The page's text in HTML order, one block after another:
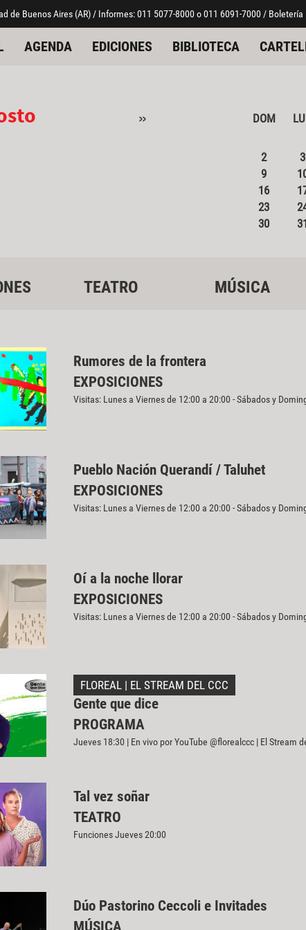
de Buenos Aires (AR) / Informes: 011 5077-8000 o 011 6091-7000 /
AGENDA EDICIONES BIBLIOTECA
» DOM
2
3
9
16
23
30
31
TEATRO MÚSICA
Rumores de la frontera
EXPOSICIONES
Visitas: Lunes a Viernes de 12:00 a 20:00 - Sábados y
Pueblo Nación Querandí / Taluhet
EXPOSICIONES
Visitas: Lunes a Viernes de 12:00 a 20:00 - Sábados y
Oí a la noche llorar
EXPOSICIONES
Visitas: Lunes a Viernes de 12:00 a 20:00 - Sábados y
FLOREAL | EL STREAM DEL CCC
Gente que dice
PROGRAMA
Jueves 18:30 | En vivo por YouTube @florealccc | El Stream
Tal vez soñar
TEATRO
Funciones Jueves 20:00
Dúo Pastorino Ceccoli e Invitades
MÚSICA